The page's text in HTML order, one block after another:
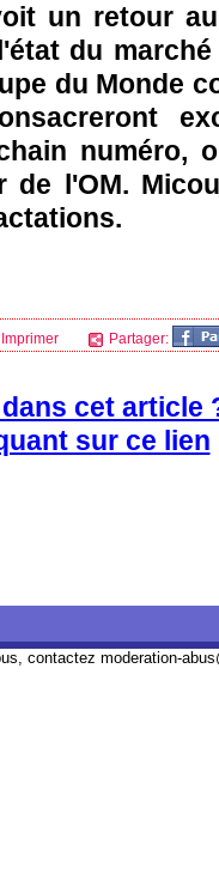
un retour
du
du Monde
numéro,
de l'OM.
Imprimer Partager:
cet article
sur ce lien
contactez moderation-